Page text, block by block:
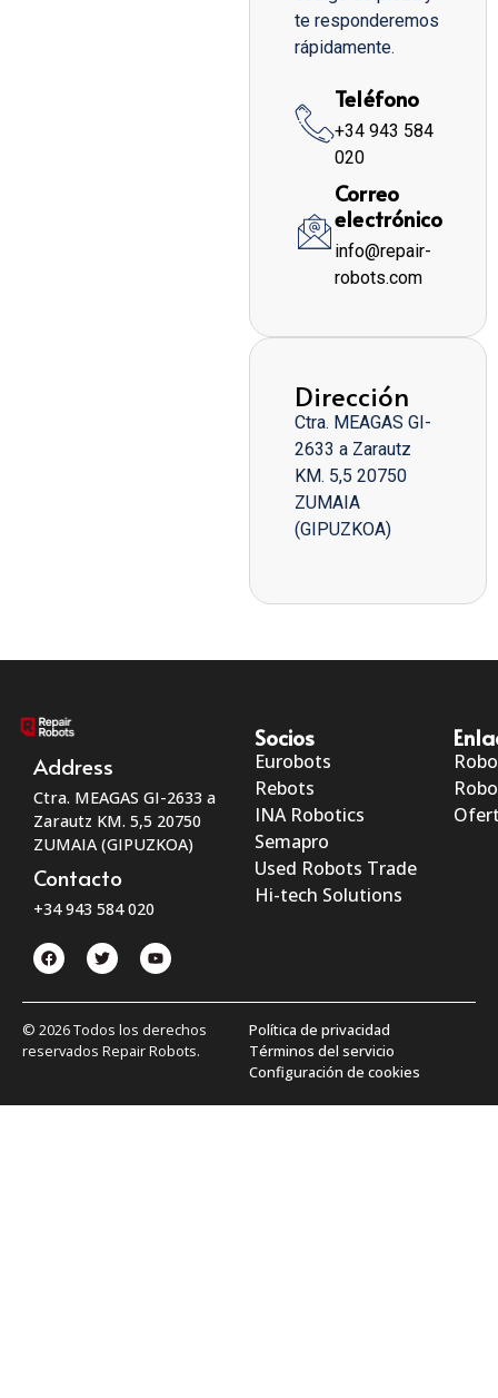
te responderemos
rápidamente.
Teléfono
+34 943 584
020
Correo
electrónico
info@repair-
robots.com
Dirección
Ctra. MEAGAS GI-
2633 a Zarautz
KM. 5,5 20750
ZUMAIA
(GIPUZKOA)
Address
Ctra. MEAGAS GI-2633 a
Zarautz KM. 5,5 20750
ZUMAIA (GIPUZKOA)
Contacto
+34 943 584 020
Socios
Eurobots
Rebots
INA Robotics
Semapro
Used Robots Trade
Hi-tech Solutions
© 2026 Todos los derechos
reservados Repair Robots.
Política de privacidad
Términos del servicio
Configuración de cookies